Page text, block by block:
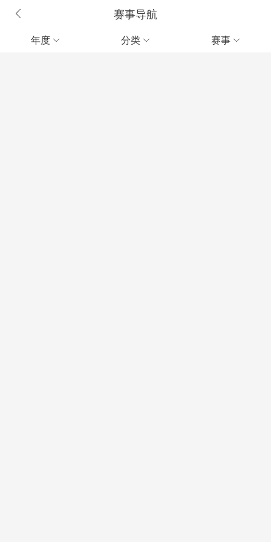
赛事导航
年度  分类  赛事 